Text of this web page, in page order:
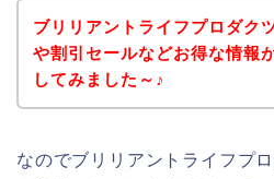
ブリリアントライフプロダク
や割引セールなどお得な情報
してみました～♪
なのでブリリアントライフプ